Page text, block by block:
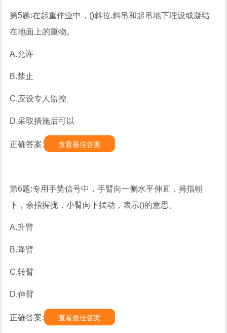
第5题:在起重作业中，()斜拉.斜吊和起吊地下埋设或凝结
在地面上的重物。
A.允许
B.禁止
C.应设专人监控
D.采取措施后可以
正确答案: 查看最佳答案
第6题:专用手势信号中，手臂向一侧水平伸直，拇指朝
下，余指握拢，小臂向下摆动，表示()的意思。
A.升臂
B.降臂
C.转臂
D.伸臂
正确答案: 查看最佳答案